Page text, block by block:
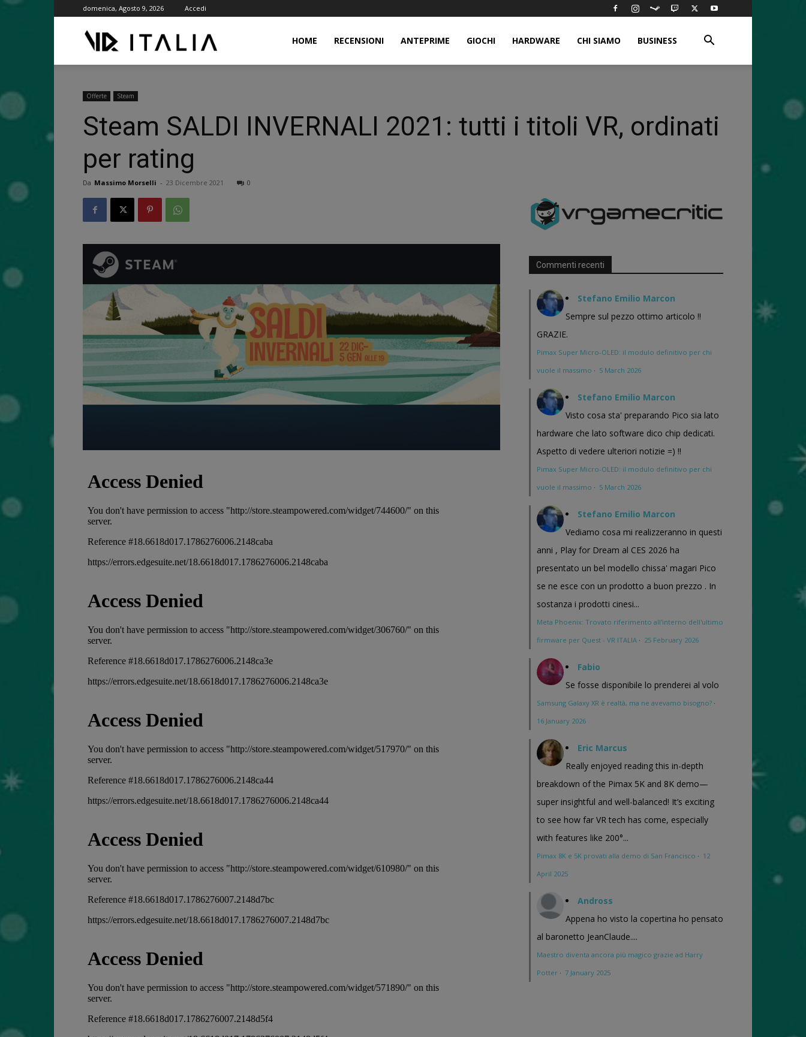
domenica, Agosto 9, 2026 Accedi
HOME RECENSIONI ANTEPRIME GIOCHI HARDWARE CHI SIAMO BUSINESS
Offerte Steam
Steam SALDI INVERNALI 2021: tutti i titoli VR, ordinati
per rating
Da Massimo Morselli - 23 Dicembre 2021 0
Commenti recenti
Stefano Emilio Marcon
Sempre sul pezzo ottimo articolo !!
GRAZIE.
Pimax Super Micro-OLED: il modulo definitivo per chi
vuole il massimo · 5 March 2026
Stefano Emilio Marcon
Visto cosa sta' preparando Pico sia lato
hardware che lato software dico chip dedicati.
Aspetto di vedere ulteriori notizie =) !!
Pimax Super Micro-OLED: il modulo definitivo per chi
vuole il massimo · 5 March 2026
Stefano Emilio Marcon
Vediamo cosa mi realizzeranno in questi
anni , Play for Dream al CES 2026 ha
presentato un bel modello chissa' magari Pico
se ne esce con un prodotto a buon prezzo . In
sostanza i prodotti cinesi...
Meta Phoenix: Trovato riferimento all'interno dell'ultimo
firmware per Quest - VR ITALIA · 25 February 2026
Fabio
Se fosse disponibile lo prenderei al volo
Samsung Galaxy XR è realtà, ma ne avevamo bisogno? ·
16 January 2026
Eric Marcus
Really enjoyed reading this in-depth
breakdown of the Pimax 5K and 8K demo—
super insightful and well-balanced! It’s exciting
to see how far VR tech has come, especially
with features like 200°...
Pimax 8K e 5K provati alla demo di San Francisco · 12
April 2025
Andross
Appena ho visto la copertina ho pensato
al baronetto JeanClaude....
Maestro diventa ancora più magico grazie ad Harry
Potter · 7 January 2025